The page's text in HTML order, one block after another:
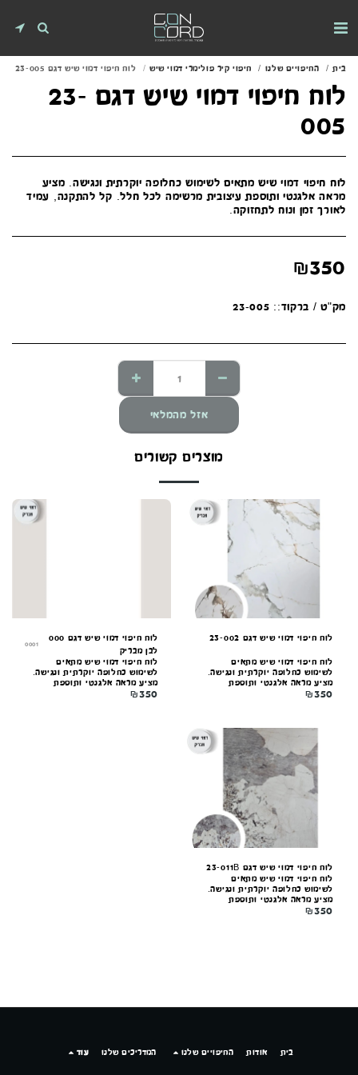
בית החיפויים שלנו חיפוי קיר פולימרי דמוי שיש לוח חיפוי דמוי שיש דגם 23-005
לוח חיפוי דמוי שיש דגם 23-
005
לוח חיפוי דמוי שיש מתאים לשימוש כחלופה יוקרתית ונגישה. מציע
מראה אלגנטי ותוספת עיצובית מרשימה לכל חלל. קל להתקנה, עמיד
לאורך זמן ונוח לתחזוקה.
₪350
מק"ט / ברקוד:: 23-005
אזל מהמלאי
מוצרים קשורים
לוח חיפוי דמוי שיש דגם 23-002
לוח חיפוי דמוי שיש מתאים
לשימוש כחלופה יוקרתית ונגישה.
מציע מראה אלגנטי ותוספת
עיצובית מרשימה לכל חלל. קל
₪350
לוח חיפוי דמוי שיש דגם 000
לבן מבריק
0001
לוח חיפוי דמוי שיש מתאים
לשימוש כחלופה יוקרתית ונגישה.
מציע מראה אלגנטי ותוספת
עיצובית מרשימה לכל חלל. קל
₪350
לוח חיפוי דמוי שיש דגם 23-011B
לוח חיפוי דמוי שיש מתאים
לשימוש כחלופה יוקרתית ונגישה.
מציע מראה אלגנטי ותוספת
עיצובית מרשימה לכל חלל. קל
₪350
בית אודות החיפויים שלנו המדריכים שלנו עוד
קונקורד — יועץ חיפויים
מקוון עכשיו